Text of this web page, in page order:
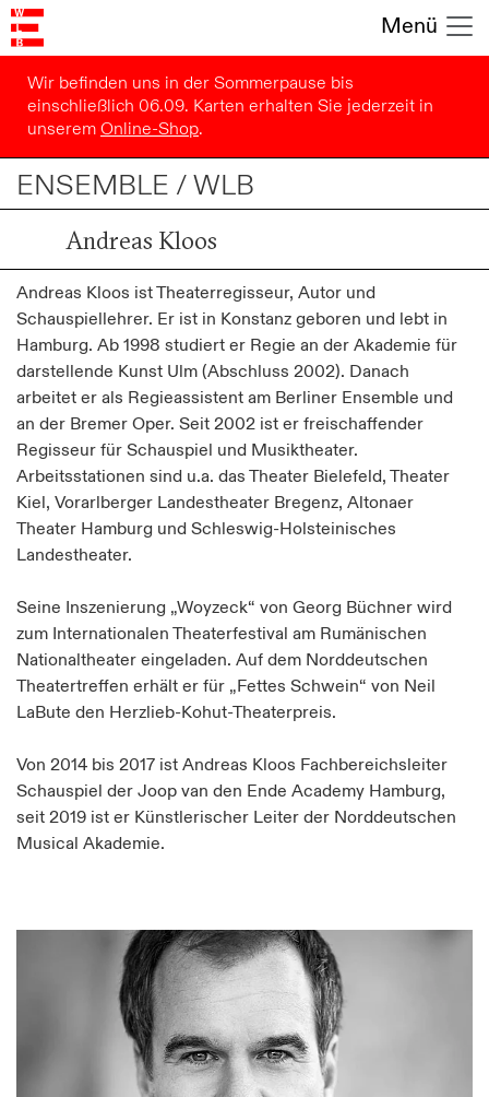
Menü
Wir befinden uns in der Sommerpause bis
einschließlich 06.09. Karten erhalten Sie jederzeit in
unseremOnline-Shop.
ENSEMBLE / WLB
Andreas Kloos
Andreas Kloos ist Theaterregisseur, Autor und
Schauspiellehrer. Er ist in Konstanz geboren und lebt in
Hamburg. Ab 1998 studiert er Regie an der Akademie für
darstellende Kunst Ulm (Abschluss 2002). Danach
arbeitet er als Regieassistent am Berliner Ensemble und
an der Bremer Oper. Seit 2002 ist er freischaffender
Regisseur für Schauspiel und Musiktheater.
Arbeitsstationen sind u.a. das Theater Bielefeld, Theater
Kiel, Vorarlberger Landestheater Bregenz, Altonaer
Theater Hamburg und Schleswig-Holsteinisches
Landestheater.
Seine Inszenierung „Woyzeck“ von Georg Büchner wird
zum Internationalen Theaterfestival am Rumänischen
Nationaltheater eingeladen. Auf dem Norddeutschen
Theatertreffen erhält er für „Fettes Schwein“ von Neil
LaBute den Herzlieb-Kohut-Theaterpreis.
Von 2014 bis 2017 ist Andreas Kloos Fachbereichsleiter
Schauspiel der Joop van den Ende Academy Hamburg,
seit 2019 ist er Künstlerischer Leiter der Norddeutschen
Musical Akademie.